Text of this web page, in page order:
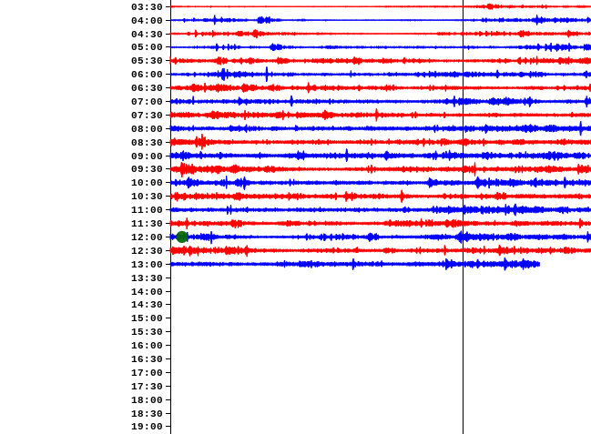
03:30
04:00
04:30
05:00
05:30
06:00
06:30
07:00
07:30
08:00
08:30
09:00
09:30
10:00
10:30
11:00
11:30
12:00
12:30
13:00
13:30
14:00
14:30
15:00
15:30
16:00
16:30
17:00
17:30
18:00
18:30
19:00